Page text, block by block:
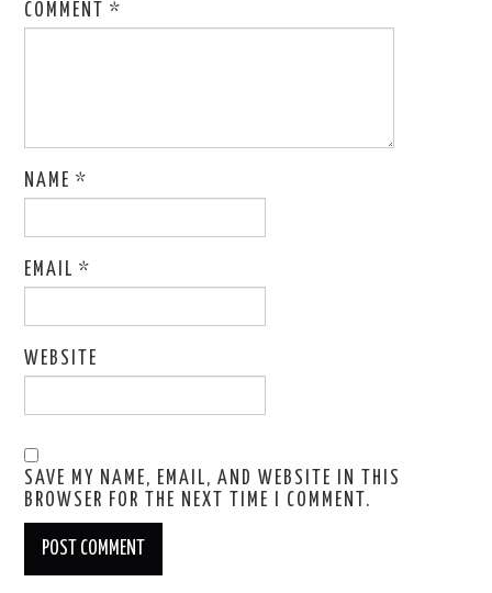
COMMENT*
NAME*
EMAIL*
WEBSITE
SAVE MY NAME, EMAIL, AND WEBSITE IN THIS
BROWSER FOR THE NEXT TIME I COMMENT.